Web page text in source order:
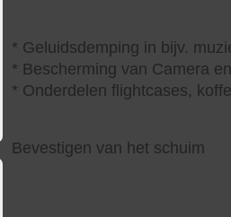
* Geluidsdemping in bijv.
* Bescherming van Camera
* Onderdelen flightcases,
Bevestigen van het schuim